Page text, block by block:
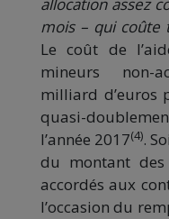
allocation assez
mois – qui coûte
Le coût de
mineurs non-
milliard d’euros
quasi-
l’année 2017(4).
du montant des
accordés aux
l’occasion du